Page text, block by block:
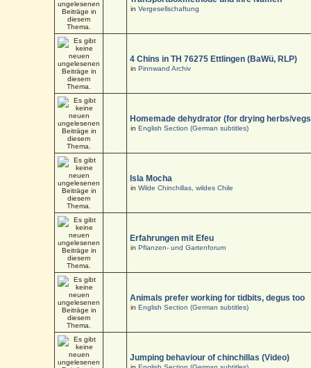
inVergesellschaftung
4 Chins in TH 76275 Ettlingen (BaWü, RLP)
inPinnwand Archiv
Homemade dehydrator (for drying herbs/
inEnglish Section (German subtitles)
Isla Mocha
inWilde Chinchillas, wildes Chile
Erfahrungen mit Efeu
inPflanzen- und Gartenforum
Animals prefer working for tidbits, degus too
inEnglish Section (German subtitles)
Jumping behaviour of chinchillas (Video)